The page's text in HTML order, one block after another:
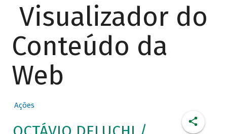
Visualizador do
Conteúdo da
Web
Ações